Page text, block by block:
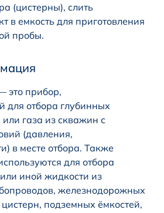
(цистерны), слить
в емкость для приготовления
пробы.
это прибор,
для отбора глубинных
газа из скважин с
(давления,
в месте отбора. Также
для отбора
иной жидкости из
железнодорожных
подземных ёмкостей,